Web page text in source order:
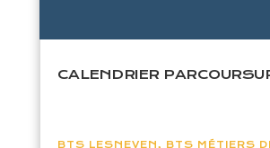
CALENDRIER
BTS LESNEVEN ,
BTS MÉTIERS